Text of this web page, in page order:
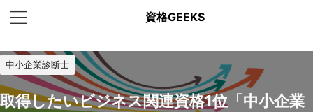
資格GEEKS
中小企業診断士
取得したいビジネス関連資格1位「中小企業